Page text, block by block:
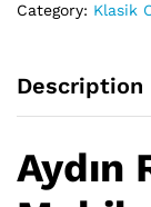
Category: Klasik
Description
Aydın